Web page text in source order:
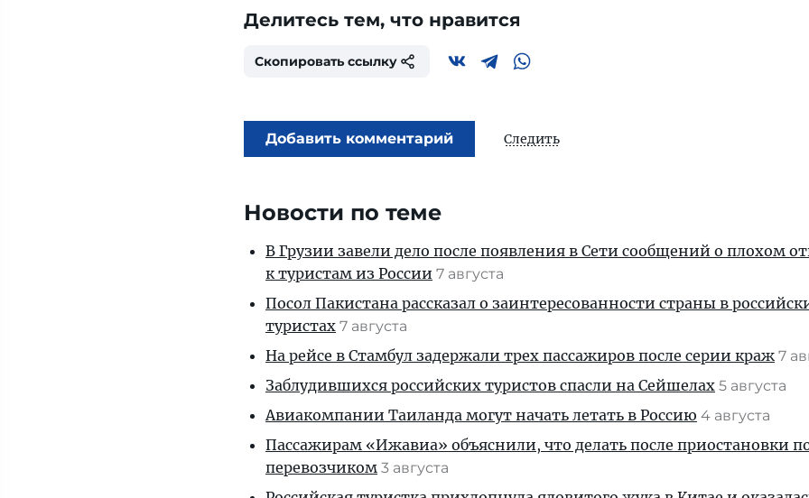
Делитесь тем, что нравится
Скопировать ссылку
Добавить комментарий Следить
Новости по теме
В Грузии завели дело после появления в Сети сообщений о плохом
к туристам из России 7 августа
Посол Пакистана рассказал о заинтересованности страны в
туристах 7 августа
На рейсе в Стамбул задержали трех пассажиров после серии краж 7
Заблудившихся российских туристов спасли на Сейшелах 5 августа
Авиакомпании Таиланда могут начать летать в Россию 4 августа
Пассажирам «Ижавиа» объяснили, что делать после приостановки
перевозчиком 3 августа